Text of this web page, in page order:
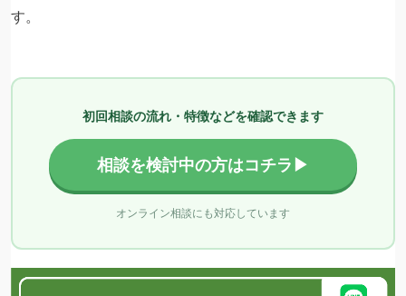
す。
初回相談の流れ・特徴などを確認できます
相談を検討中の方はコチラ▶
オンライン相談にも対応しています